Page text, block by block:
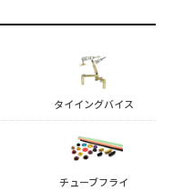
タイイングバイス
チューブフライ